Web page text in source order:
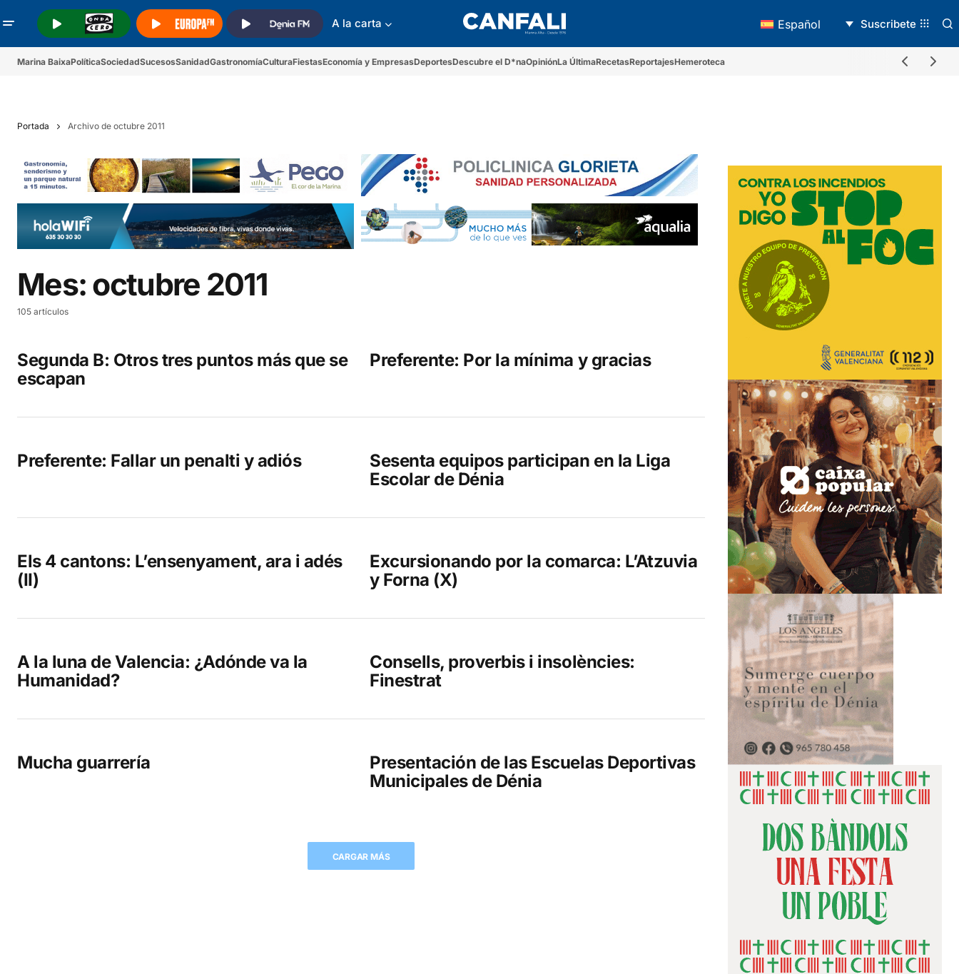
A la carta Español Suscribete
Marina BaixaPolíticaSociedadSucesosSanidadGastronomíaCulturaFiestasEconomía y EmpresasDeportesDescubre el D*naOpiniónLa ÚltimaRecetasReportajesHemeroteca
Portada Archivo de octubre 2011
Mes:octubre 2011
105 artículos
Segunda B: Otros tres puntos más que se
escapan
Preferente: Por la mínima y gracias
Preferente: Fallar un penalti y adiós
Sesenta equipos participan en la Liga
Escolar de Dénia
Els 4 cantons: L’ensenyament, ara i adés
(II)
Excursionando por la comarca: L’Atzuvia
y Forna (X)
A la luna de Valencia: ¿Adónde va la
Humanidad?
Consells, proverbis i insolències:
Finestrat
Mucha guarrería
Presentación de las Escuelas Deportivas
Municipales de Dénia
CARGAR MÁS